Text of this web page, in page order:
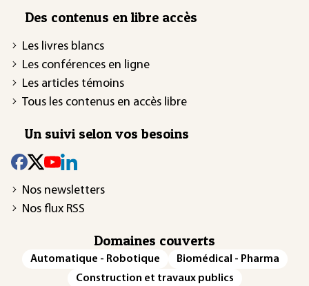
Des contenus en libre accès
Les livres blancs
Les conférences en ligne
Les articles témoins
Tous les contenus en accès libre
Un suivi selon vos besoins
Nos newsletters
Nos flux RSS
Domaines couverts
Automatique - Robotique
Biomédical - Pharma
Construction et travaux publics